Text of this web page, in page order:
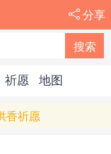
分享
祈愿 地图
香祈愿